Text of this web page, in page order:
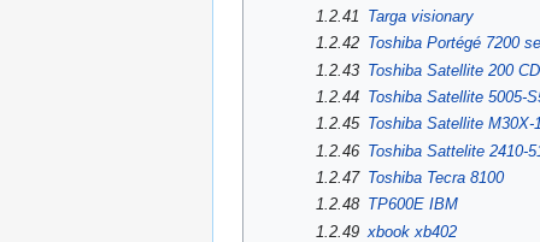
1.2.41 Targa visionary
1.2.42 Toshiba Portégé 7200
1.2.43 Toshiba Satellite 200
1.2.44 Toshiba Satellite 5005-
1.2.45 Toshiba Satellite M30X-
1.2.46 Toshiba Sattelite 2410-
1.2.47 Toshiba Tecra 8100
1.2.48 TP600E IBM
1.2.49 xbook xb402